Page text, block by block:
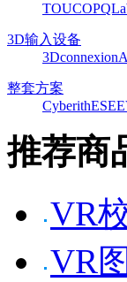
TOUCO
3D输入设备
3Dconnexion
整套方案
Cyberith
推荐商
VR
VR